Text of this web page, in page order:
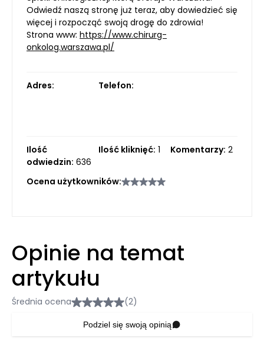
Odwiedź naszą stronę już teraz, aby dowiedzieć się
więcej i rozpocząć swoją drogę do zdrowia!
Strona www: https://www.chirurg-
onkolog.warszawa.pl/
Adres: Telefon:
Ilość
odwiedzin: 636
Ilość kliknięć: 1 Komentarzy: 2
Ocena użytkowników:
Opinie na temat
artykułu
Średnia ocena (2)
Podziel się swoją opinią